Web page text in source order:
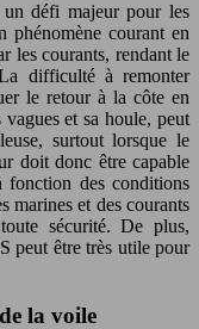
un défi majeur pour les
phénomène courant en
les courants, rendant le
difficulté à remonter
le retour à la côte en
vagues et sa houle, peut
surtout lorsque le
doit donc être capable
fonction des conditions
marines et des courants
sécurité. De plus,
peut être très utile pour
la voile